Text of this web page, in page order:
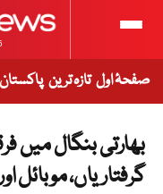
صفحۂ اول تازہ ترین پاکستان
بھارتی بنگال میں
گرفتاریاں، موبائل